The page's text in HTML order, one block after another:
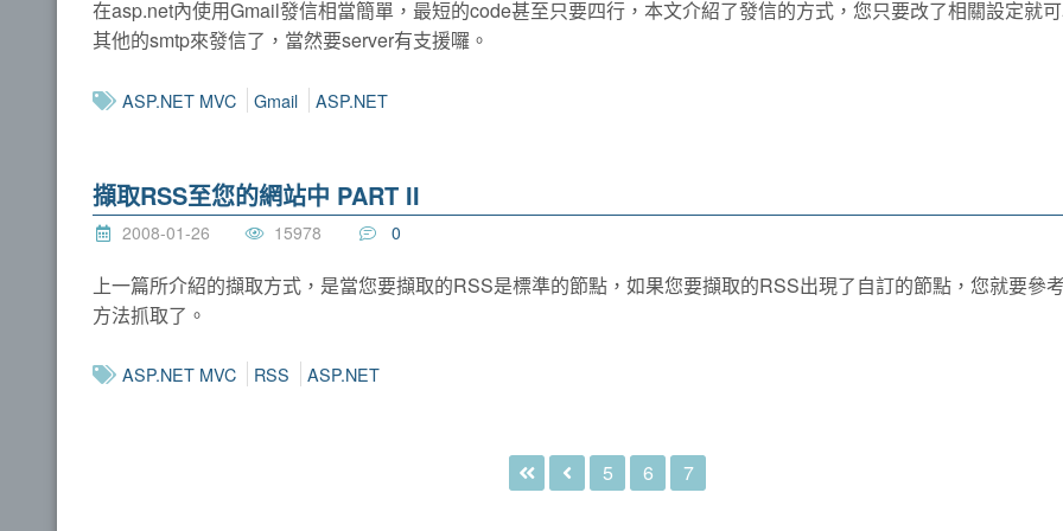
在asp.net內使用Gmail發信相當簡單，最短的code甚至只要四行，本文介紹了發信的方式，您只要改了相關設定就
其他的smtp來發信了，當然要server有支援囉。
ASP.NET MVC Gmail ASP.NET
擷取RSS至您的網站中 PART II
2008-01-26 15978 0
上一篇所介紹的擷取方式，是當您要擷取的RSS是標準的節點，如果您要擷取的RSS出現了自訂的節點，您就要參
方法抓取了。
ASP.NET MVC RSS ASP.NET
5 6 7